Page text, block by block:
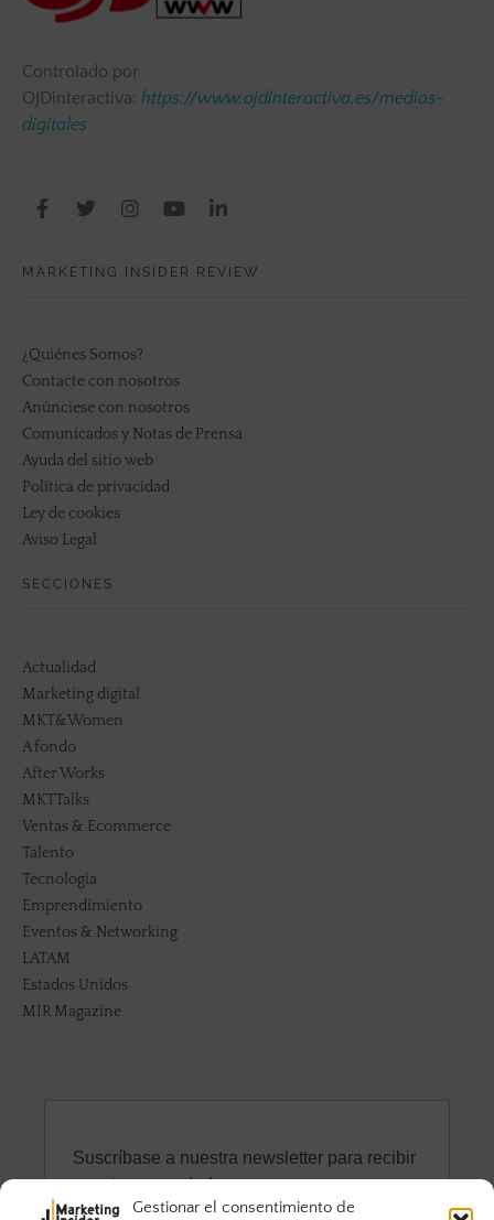
Gestionar el consentimiento de
Controlado por
OJDinteractiva: https://www.ojdinteractiva.es/medios-
digitales
MARKETING INSIDER REVIEW
¿Quiénes Somos?
Contacte con nosotros
Anúnciese con nosotros
Comunicados y Notas de Prensa
Ayuda del sitio web
Política de privacidad
Ley de cookies
Aviso Legal
SECCIONES
Actualidad
Marketing digital
MKT&Women
A fondo
After Works
MKTTalks
Ventas & Ecommerce
Talento
Tecnología
Emprendimiento
Eventos & Networking
LATAM
Estados Unidos
MIR Magazine